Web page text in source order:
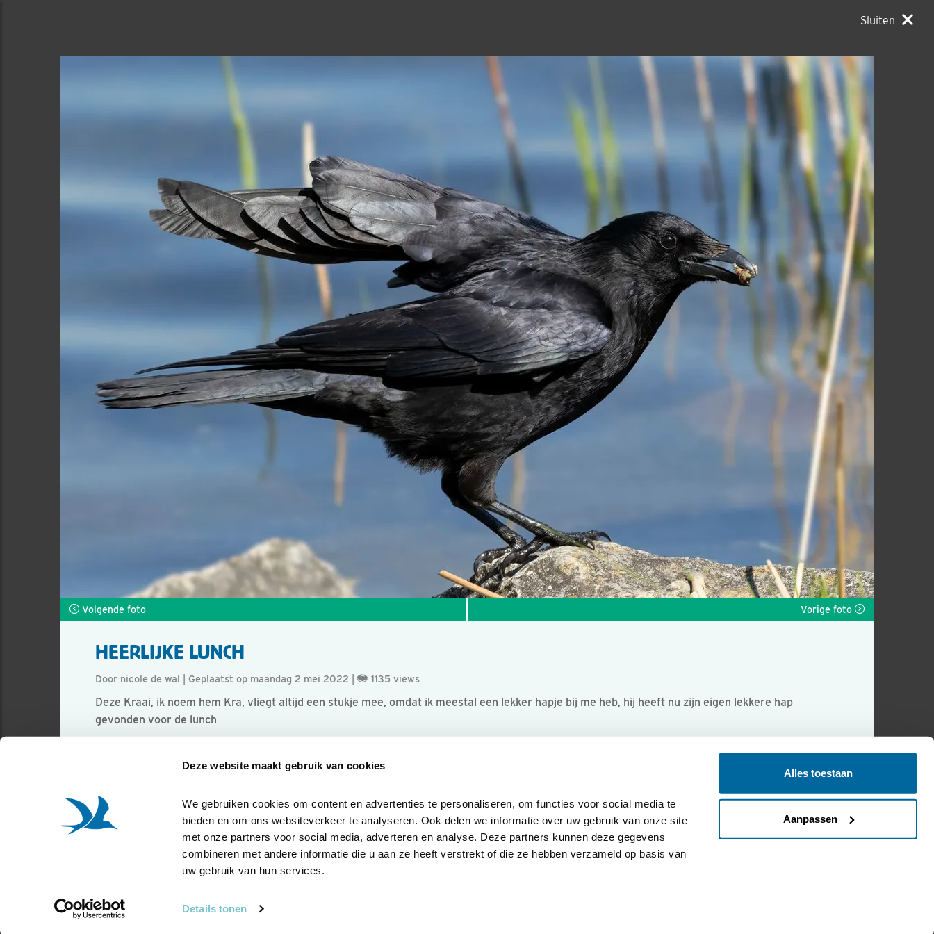
Deze website maakt gebruik van cookies
We gebruiken cookies om content en advertenties te personaliseren, om functies voor social media te
bieden en om ons websiteverkeer te analyseren. Ook delen we informatie over uw gebruik van onze site
met onze partners voor social media, adverteren en analyse. Deze partners kunnen deze gegevens
combineren met andere informatie die u aan ze heeft verstrekt of die ze hebben verzameld op basis van
uw gebruik van hun services.
Details tonen
Alles toestaan
Aanpassen
Sluiten
Volgende foto Vorige foto
HEERLIJKE LUNCH
Door nicole de wal | Geplaatst op maandag 2 mei 2022 | 1135 views
Deze Kraai, ik noem hem Kra, vliegt altijd een stukje mee, omdat ik meestal een lekker hapje bij me heb, hij heeft nu zijn eigen lekkere hap
gevonden voor de lunch